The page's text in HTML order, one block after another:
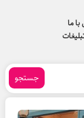
ما
جستجو